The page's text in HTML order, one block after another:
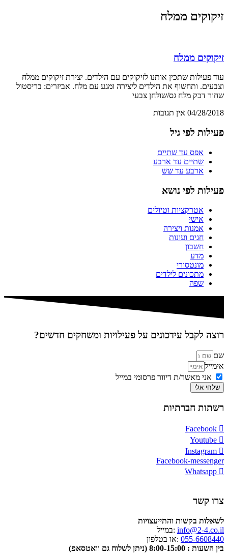
זיקוקים ממלח
זיקוקים ממלח
עוד פעילות שתכין אותנו לזיקוקים עם הילדים. יצירת זיקוקים ממלח
וצבעים. ותחשוף את הילדים ליצירה ומגע עם מלח. אביזרים: בריסטול
שחור דבק מלח גס/שולחן צבעי
04/28/2018 אין תגובות
פעילות לפי גיל
אפס עד שתיים
שתיים עד ארבע
ארבע עד שש
פעילות לפי נושא
אטרקציות וטיולים
אישי
אמנות ויצירה
חגים ועונות
חשבון
מדע
מונטסורי
מתכונים לילדים
שפה
רוצה לקבל עידכונים על פעילויות ומשחקים חדשים?
שם
אימייל
אני מאשר/ת דיוור פרסומי במייל
שלחי אלי
רשתות חברתיות
Facebook
Youtube
Instagram
Facebook-messenger
Whatsapp
צרו קשר
לשאלות בקשות והתייעצויות
info@2-4.co.il :במייל
055-6608440 :או בטלפון
בין השעות : 8:00-15:00 (ניתן לשלוח גם וואטסאפ)